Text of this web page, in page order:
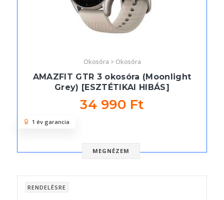
Okosóra > Okosóra
AMAZFIT GTR 3 okosóra (Moonlight
Grey) [ESZTÉTIKAI HIBÁS]
34 990 Ft
MEGNÉZEM
1 év garancia
RENDELÉSRE